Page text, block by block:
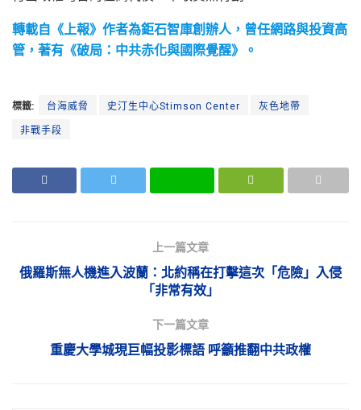
轉載自《上報》作者為鉅石智庫創辦人，曾任網路與投資高
管，著有《破局：中共赤化與國際覺醒》。
標籤: 台海威脅 史汀生中心Stimson Center 灰色地帶
非戰手段
上一篇文章
俄羅斯無人機進入波蘭：北約稱在打擊這次「危險」入侵
「非常有效」
下一篇文章
重慶大學城現巨幅投影標語 呼籲推翻中共政權